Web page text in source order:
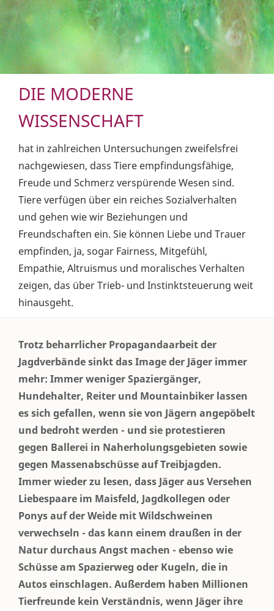
DIE MODERNE
WISSENSCHAFT
hat in zahlreichen Untersuchungen zweifelsfrei
nachgewiesen, dass Tiere empfindungsfähige,
Freude und Schmerz verspürende Wesen sind.
Tiere verfügen über ein reiches Sozialverhalten
und gehen wie wir Beziehungen und
Freundschaften ein. Sie können Liebe und Trauer
empfinden, ja, sogar Fairness, Mitgefühl,
Empathie, Altruismus und moralisches Verhalten
zeigen, das über Trieb- und Instinktsteuerung weit
hinausgeht.
Trotz beharrlicher Propagandaarbeit der
Jagdverbände sinkt das Image der Jäger immer
mehr: Immer weniger Spaziergänger,
Hundehalter, Reiter und Mountainbiker lassen
es sich gefallen, wenn sie von Jägern angepöbelt
und bedroht werden - und sie protestieren
gegen Ballerei in Naherholungsgebieten sowie
gegen Massenabschüsse auf Treibjagden.
Immer wieder zu lesen, dass Jäger aus Versehen
Liebespaare im Maisfeld, Jagdkollegen oder
Ponys auf der Weide mit Wildschweinen
verwechseln - das kann einem draußen in der
Natur durchaus Angst machen - ebenso wie
Schüsse am Spazierweg oder Kugeln, die in
Autos einschlagen. Außerdem haben Millionen
Tierfreunde kein Verständnis, wenn Jäger ihre